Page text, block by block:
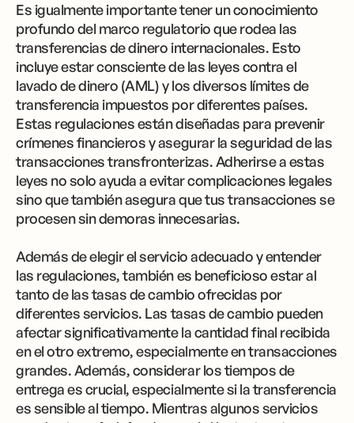
Es igualmente importante tener un conocimiento
profundo del marco regulatorio que rodea las
transferencias de dinero internacionales. Esto
incluye estar consciente de las leyes contra el
lavado de dinero (AML) y los diversos límites de
transferencia impuestos por diferentes países.
Estas regulaciones están diseñadas para prevenir
crímenes financieros y asegurar la seguridad de las
transacciones transfronterizas. Adherirse a estas
leyes no solo ayuda a evitar complicaciones legales
sino que también asegura que tus transacciones se
procesen sin demoras innecesarias.
Además de elegir el servicio adecuado y entender
las regulaciones, también es beneficioso estar al
tanto de las tasas de cambio ofrecidas por
diferentes servicios. Las tasas de cambio pueden
afectar significativamente la cantidad final recibida
en el otro extremo, especialmente en transacciones
grandes. Además, considerar los tiempos de
entrega es crucial, especialmente si la transferencia
es sensible al tiempo. Mientras algunos servicios